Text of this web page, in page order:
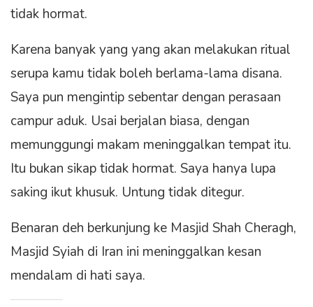
tidak hormat.
Karena banyak yang yang akan melakukan ritual
serupa kamu tidak boleh berlama-lama disana.
Saya pun mengintip sebentar dengan perasaan
campur aduk. Usai berjalan biasa, dengan
memunggungi makam meninggalkan tempat itu.
Itu bukan sikap tidak hormat. Saya hanya lupa
saking ikut khusuk. Untung tidak ditegur.
Benaran deh berkunjung ke Masjid Shah Cheragh,
Masjid Syiah di Iran ini meninggalkan kesan
mendalam di hati saya.